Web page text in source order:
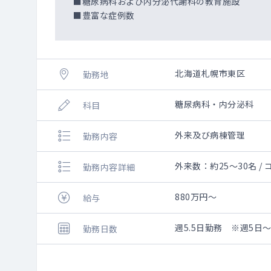
■豊富な症例数
勤務地 北海道札幌市東区
科目 糖尿病科・内分泌科
勤務内容 外来及び病棟管理
勤務内容詳細 外来数：約25～30名 /
給与 880万円～
勤務日数 週5.5日勤務 ※週5日～